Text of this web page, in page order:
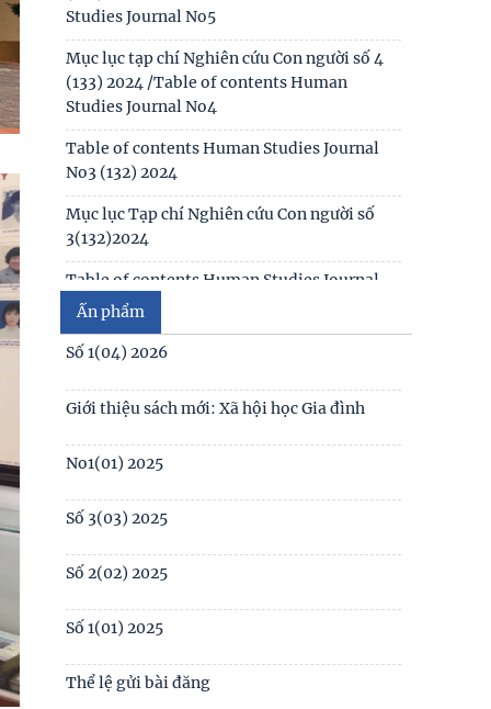
Table of contents Human Studies Journal
No2 (131) 2024
Mục lục Tạp chí Nghiên cứu Con người số
2(131) năm 2024
Mục lục Tạp chí Nghiên cứu Con người số
1(130) năm 2024
Table of contents Human Studies Journal
No. 5 (128) (2023)
Ấn phẩm
Số 1(04) 2026
Giới thiệu sách mới: Xã hội học Gia đình
No1(01) 2025
Số 3(03) 2025
Số 2(02) 2025
Số 1(01) 2025
Thể lệ gửi bài đăng
Tạp chí Nghiên cứu Con người, Gia đình và
Giới đạt chuẩn Tạp chí khoa học Việt Nam
năm 2026
Số 1 -2026
Nội hàm của quyền con người được sống